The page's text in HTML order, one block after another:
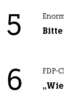
5
6 FDP-